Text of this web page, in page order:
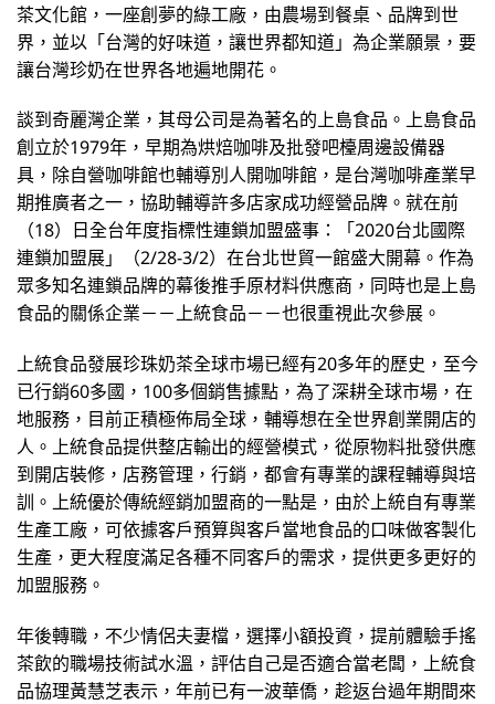
茶文化館，一座創夢的綠工廠，由農場到餐桌、品牌到世
界，並以「台灣的好味道，讓世界都知道」為企業願景，要
讓台灣珍奶在世界各地遍地開花。
談到奇麗灣企業，其母公司是為著名的上島食品。上島食品
創立於1979年，早期為烘焙咖啡及批發吧檯周邊設備器
具，除自營咖啡館也輔導別人開咖啡館，是台灣咖啡產業早
期推廣者之一，協助輔導許多店家成功經營品牌。就在前
（18）日全台年度指標性連鎖加盟盛事：「2020台北國際
連鎖加盟展」（2/28-3/2）在台北世貿一館盛大開幕。作為
眾多知名連鎖品牌的幕後推手原材料供應商，同時也是上島
食品的關係企業－－上統食品－－也很重視此次參展。
上統食品發展珍珠奶茶全球市場已經有20多年的歷史，至今
已行銷60多國，100多個銷售據點，為了深耕全球市場，在
地服務，目前正積極佈局全球，輔導想在全世界創業開店的
人。上統食品提供整店輸出的經營模式，從原物料批發供應
到開店裝修，店務管理，行銷，都會有專業的課程輔導與培
訓。上統優於傳統經銷加盟商的一點是，由於上統自有專業
生產工廠，可依據客戶預算與客戶當地食品的口味做客製化
生產，更大程度滿足各種不同客戶的需求，提供更多更好的
加盟服務。
年後轉職，不少情侶夫妻檔，選擇小額投資，提前體驗手搖
茶飲的職場技術試水溫，評估自己是否適合當老闆，上統食
品協理黃慧芝表示，年前已有一波華僑，趁返台過年期間來